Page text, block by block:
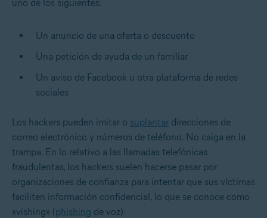
uno de los siguientes:
Un anuncio de una oferta o descuento
Una petición de ayuda de un familiar
Un aviso de Facebook u otra plataforma de redes
sociales
Los hackers pueden imitar o suplantar direcciones de
correo electrónico y números de teléfono. No caiga en la
trampa. En lo relativo a las llamadas telefónicas
fraudulentas, los hackers suelen hacerse pasar por
organizaciones de confianza para intentar que sus víctimas
faciliten información confidencial, lo que se conoce como
«vishing» (phishing de voz).